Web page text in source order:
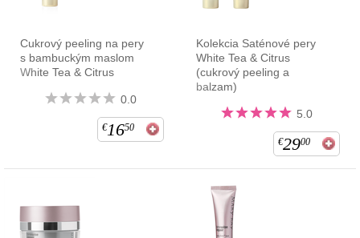
Cukrový peeling na pery
s bambuckým maslom
White Tea & Citrus
0.0
€1650
Kolekcia Saténové pery
White Tea & Citrus
(cukrový peeling a
balzam)
5.0
€2900